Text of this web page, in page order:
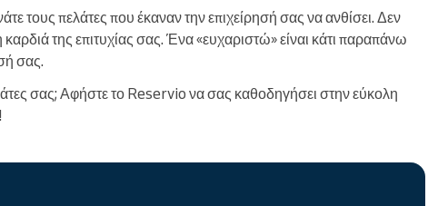
τους πελάτες που έκαναν την επιχείρησή σας να ανθίσει. Δεν
της επιτυχίας σας. Ένα «ευχαριστώ» είναι κάτι παραπάνω
σας.
σας; Αφήστε το Reservio να σας καθοδηγήσει στην εύκολη